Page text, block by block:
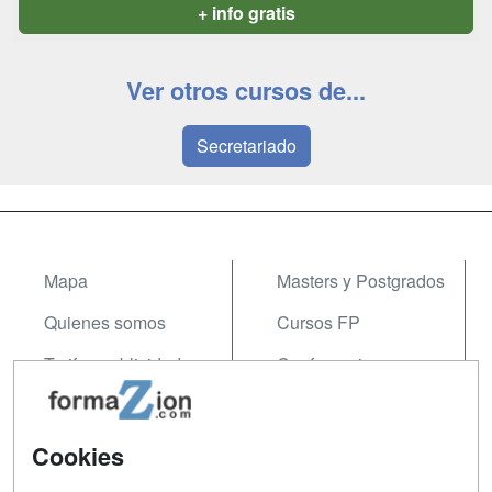
+ info gratis
Ver otros cursos de...
Secretariado
Mapa
Quienes somos
Tarifas publicidad
Acceso Usuarios
Acceso Centros
Masters y Postgrados
Cursos FP
Conferencias
Cookies